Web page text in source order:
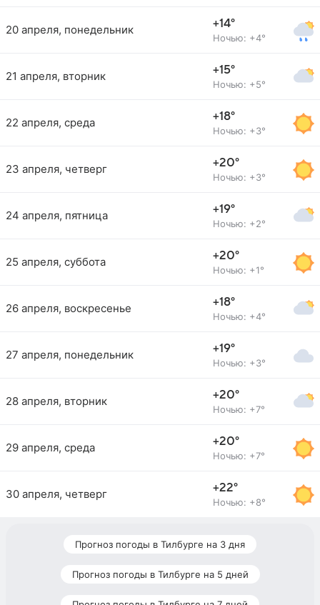
20 апреля, понедельник +14°
Ночью: +4°
21 апреля, вторник +15°
Ночью: +5°
22 апреля, среда +18°
Ночью: +3°
23 апреля, четверг +20°
Ночью: +3°
24 апреля, пятница +19°
Ночью: +2°
25 апреля, суббота +20°
Ночью: +1°
26 апреля, воскресенье +18°
Ночью: +4°
27 апреля, понедельник +19°
Ночью: +3°
28 апреля, вторник +20°
Ночью: +7°
29 апреля, среда +20°
Ночью: +7°
30 апреля, четверг +22°
Ночью: +8°
Прогноз погоды в Тилбурге на 3 дня
Прогноз погоды в Тилбурге на 5 дней